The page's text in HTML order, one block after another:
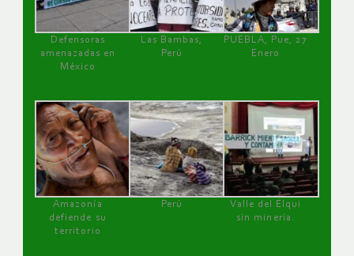
Defensoras
amenazadas en
México
Las Bambas,
Perú
PUEBLA, Pue, 27
Enero
Amazonía
defiende su
territorio
Perú
Valle del Elqui
sin minería.